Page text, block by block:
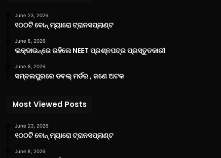
June 23, 2026
୧୦୦ଟି ବୋନ୍ ମ୍ୟାରୋ ଟ୍ରାନସପ୍ଲାଣ୍ଟ
June 8, 2026
ଲକ୍‌ଡାଉନ୍‌ରେ ରହିଲେ NEET ପ୍ରଶ୍ନପତ୍ର ପ୍ରସ୍ତୁତକାରୀ
June 8, 2026
ସମ୍ବଲପୁରରେ ଡବଲ୍ ମର୍ଡର , ଜଣେ ଅଟକ
Most Viewed Posts
June 23, 2026
୧୦୦ଟି ବୋନ୍ ମ୍ୟାରୋ ଟ୍ରାନସପ୍ଲାଣ୍ଟ
June 8, 2026